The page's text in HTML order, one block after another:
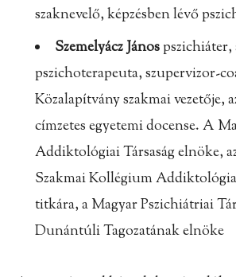
szaknevelő, képzésben lévő
Szemelyácz János
pszichoterapeuta, szupervizor-
Közalapítvány szakmai vezetője,
címzetes egyetemi docense. A
Addiktológiai Társaság elnöke,
Szakmai Kollégium
titkára, a Magyar Pszichiátriai
Dunántúli Tagozatának elnöke